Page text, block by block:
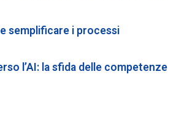
semplificare i processi
l’AI: la sfida delle competenze